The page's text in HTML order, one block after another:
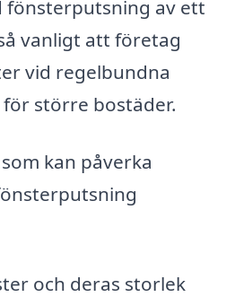
fönsterputsning av ett
vanligt att företag
vid regelbundna
större bostäder.
kan påverka
och deras storlek